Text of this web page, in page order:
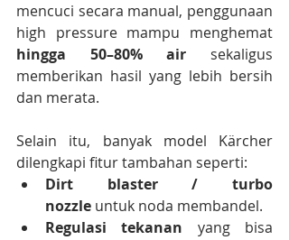
mencuci secara manual, penggunaan
hingga 50–80% air sekaligus
memberikan hasil yang lebih bersih
dan merata.
Selain itu, banyak model Kärcher
dilengkapi fitur tambahan seperti:
Dirt blaster / turbo
nozzle untuk noda membandel.
Regulasi tekanan yang bisa